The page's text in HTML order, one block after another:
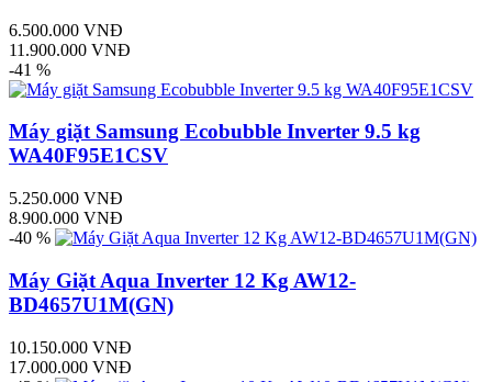
6.500.000 VNĐ
11.900.000 VNĐ
-41 %
Máy giặt Samsung Ecobubble Inverter 9.5 kg
WA40F95E1CSV
5.250.000 VNĐ
8.900.000 VNĐ
-40 %
Máy Giặt Aqua Inverter 12 Kg AW12-
BD4657U1M(GN)
10.150.000 VNĐ
17.000.000 VNĐ